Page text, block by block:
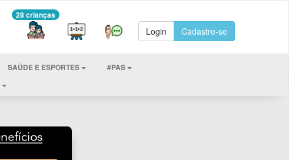
28 crianças
Login Cadastre-se
SAÚDE E ESPORTES
#PAS